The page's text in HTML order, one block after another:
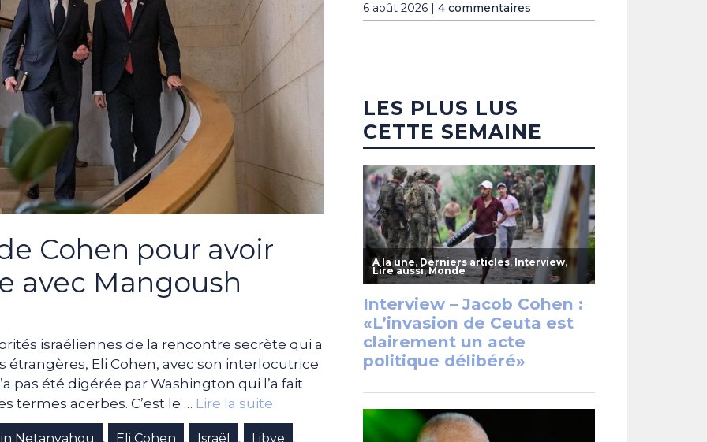
Cohen pour avoir
avec Mangoush
israéliennes de la rencontre secrète qui a
étrangères, Eli Cohen, avec son interlocutrice
pas été digérée par Washington qui l’a fait
termes acerbes. C’est le … Lire la suite
Netanyahou , Eli Cohen , Israël , Libye ,
6 août 2026 | 4 commentaires
LES PLUS LUS
CETTE SEMAINE